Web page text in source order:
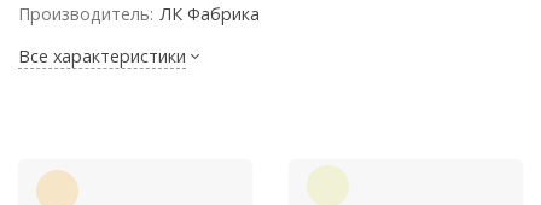
Производитель: ЛК Фабрика
Все характеристики